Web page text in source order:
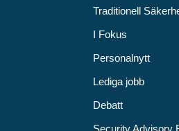
Traditionell
I Fokus
Personalnytt
Lediga jobb
Debatt
Security Advisory